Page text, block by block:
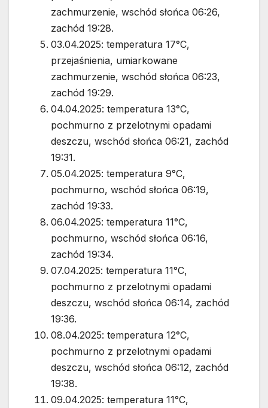
zachmurzenie, wschód słońca 06:26,
zachód 19:28.
03.04.2025: temperatura 17°C,
przejaśnienia, umiarkowane
zachmurzenie, wschód słońca 06:23,
zachód 19:29.
04.04.2025: temperatura 13°C,
pochmurno z przelotnymi opadami
deszczu, wschód słońca 06:21, zachód
19:31.
05.04.2025: temperatura 9°C,
pochmurno, wschód słońca 06:19,
zachód 19:33.
06.04.2025: temperatura 11°C,
pochmurno, wschód słońca 06:16,
zachód 19:34.
07.04.2025: temperatura 11°C,
pochmurno z przelotnymi opadami
deszczu, wschód słońca 06:14, zachód
19:36.
08.04.2025: temperatura 12°C,
pochmurno z przelotnymi opadami
deszczu, wschód słońca 06:12, zachód
19:38.
09.04.2025: temperatura 11°C,